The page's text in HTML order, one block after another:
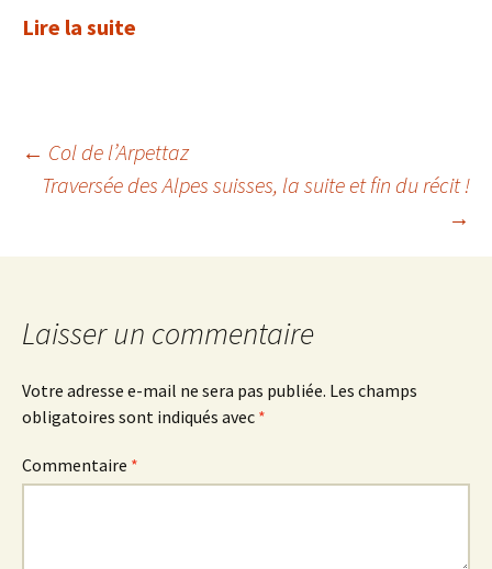
Lire la suite
Navigation
← Col de l’Arpettaz
Traversée des Alpes suisses, la suite et fin du récit !
→
Laisser un commentaire
Votre adresse e-mail ne sera pas publiée. Les champs
obligatoires sont indiqués avec *
Commentaire *